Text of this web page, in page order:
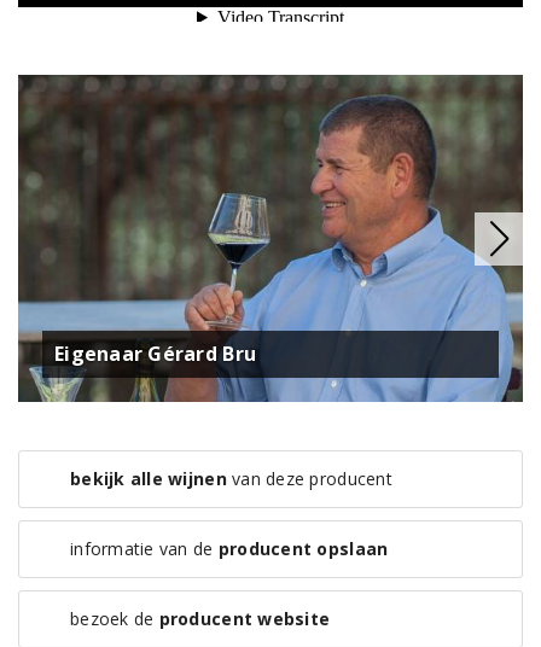
Eigenaar Gérard Bru
bekijk alle wijnenvan deze producent
informatie van de producent opslaan
bezoek de producent website